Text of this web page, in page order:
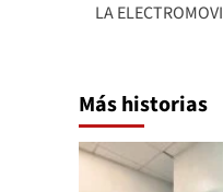
LA
Más historias